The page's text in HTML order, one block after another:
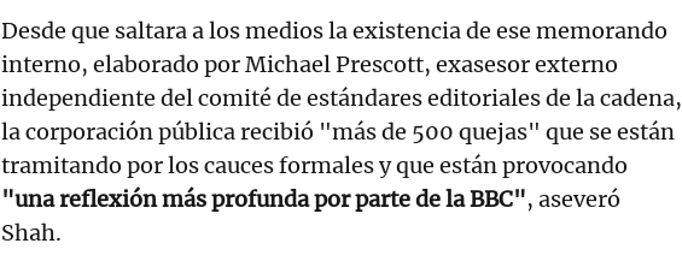
Desde que saltara a los medios la existencia de ese memorando
interno, elaborado por Michael Prescott, exasesor externo
independiente del comité de estándares editoriales de la cadena,
la corporación pública recibió "más de 500 quejas" que se están
tramitando por los cauces formales y que están provocando
"una reflexión más profunda por parte de la BBC", aseveró
Shah.